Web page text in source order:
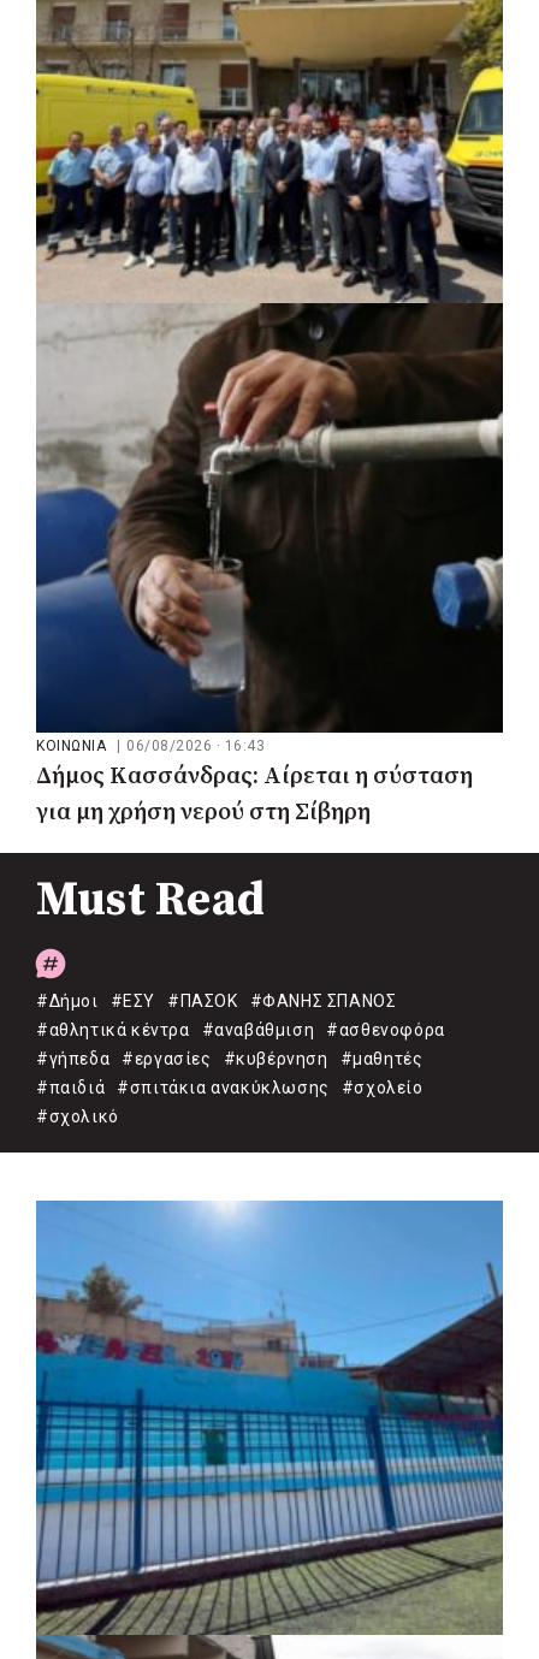
06/08/2026 · 17:01
Περιφέρεια Στερεάς Ελλάδας: Ενίσχυση
του ΕΣΥ με 34 νέα ασθενοφόρα από
πόρους του ΕΣΠΑ
ΚΟΙΝΩΝΙΑ 06/08/2026 · 16:43
Δήμος Κασσάνδρας: Αίρεται η σύσταση
για μη χρήση νερού στη Σίβηρη
Must Read
#Δήμοι #ΕΣΥ #ΠΑΣΟΚ
#ΦΑΝΗΣ ΣΠΑΝΟΣ
#αθλητικά κέντρα
#αναβάθμιση
#ασθενοφόρα
#γήπεδα
#εργασίες #κυβέρνηση
#μαθητές
#παιδιά
#σπιτάκια ανακύκλωσης
#σχολείο
#σχολικό
ΤΟΠΙΚΗ ΑΥΤΟΔΙΟΙΚΗΣΗ | 06/08/2026 · 17:35